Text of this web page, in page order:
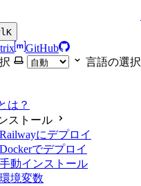
K
GitHub
言語の選択
は？
ストール
Railwayにデプロイ
Dockerでデプロイ
手動インストール
環境変数